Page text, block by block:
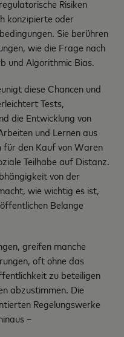
Risiken
konzipierte oder
Sie berühren
wie die Frage nach
und Algorithmic Bias.
diese Chancen und
Tests,
die Entwicklung von
und Lernen aus
für den Kauf von Waren
Teilhabe auf Distanz.
von der
wie wichtig es ist,
Belange
greifen manche
oft ohne das
zu beteiligen
abzustimmen. Die
Regelungswerke
–